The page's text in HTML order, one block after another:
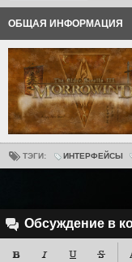
ОБЩАЯ ИНФОРМАЦИЯ
ТЭГИ: ИНТЕРФЕЙСЫ
Обсуждение в